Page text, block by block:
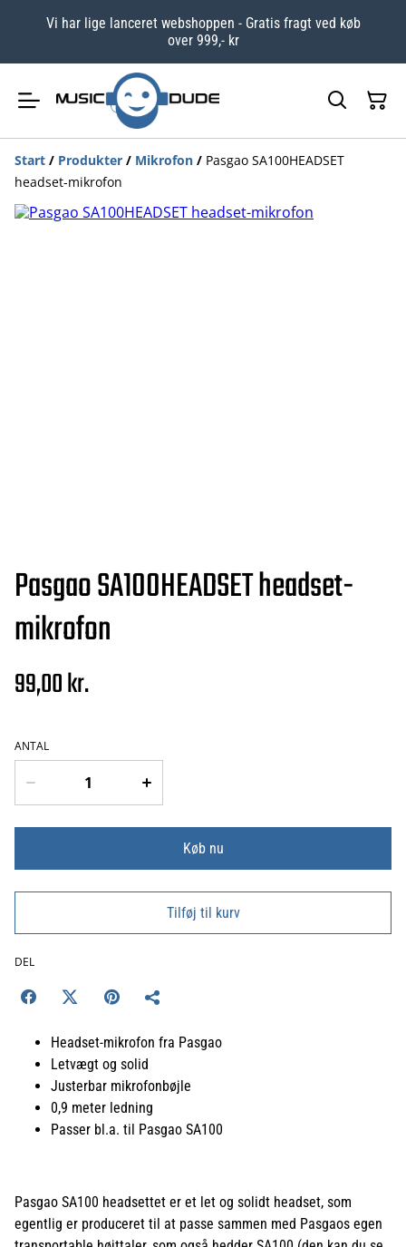
Vi har lige lanceret webshoppen - Gratis fragt ved køb
over 999,- kr
Start / Produkter / Mikrofon / Pasgao SA100HEADSET
headset-mikrofon
Pasgao SA100HEADSET headset-
mikrofon
99,00 kr.
ANTAL
Køb nu
Tilføj til kurv
DEL
Headset-mikrofon fra Pasgao
Letvægt og solid
Justerbar mikrofonbøjle
0,9 meter ledning
Passer bl.a. til Pasgao SA100
Pasgao SA100 headsettet er et let og solidt headset, som
egentlig er produceret til at passe sammen med Pasgaos egen